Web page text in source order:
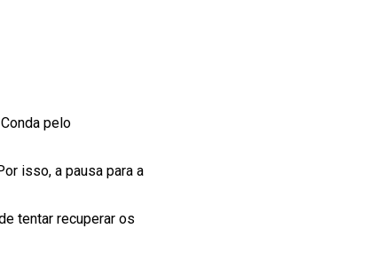
pelo
isso, a pausa para a
tentar recuperar os